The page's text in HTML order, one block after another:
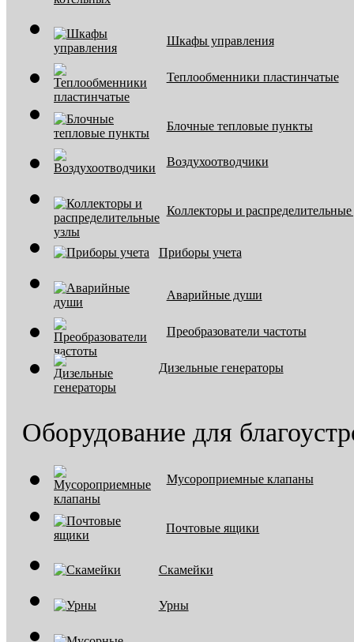
Шкафы управления
Теплообменники пластинчатые
Блочные тепловые пункты
Воздухоотводчики
Коллекторы и
Приборы учета
Аварийные души
Преобразователи частоты
Дизельные генераторы
Оборудование для
Мусороприемные клапаны
Почтовые ящики
Скамейки
Урны